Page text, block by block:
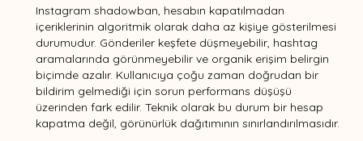
Instagram shadowban, hesabın kapatılmadan
içeriklerinin algoritmik olarak daha az kişiye gösterilmesi
durumudur. Gönderiler keşfete düşmeyebilir, hashtag
aramalarında görünmeyebilir ve organik erişim belirgin
biçimde azalır. Kullanıcıya çoğu zaman doğrudan bir
bildirim gelmediği için sorun performans düşüşü
üzerinden fark edilir. Teknik olarak bu durum bir hesap
kapatma değil, görünürlük dağıtımının sınırlandırılmasıdır.